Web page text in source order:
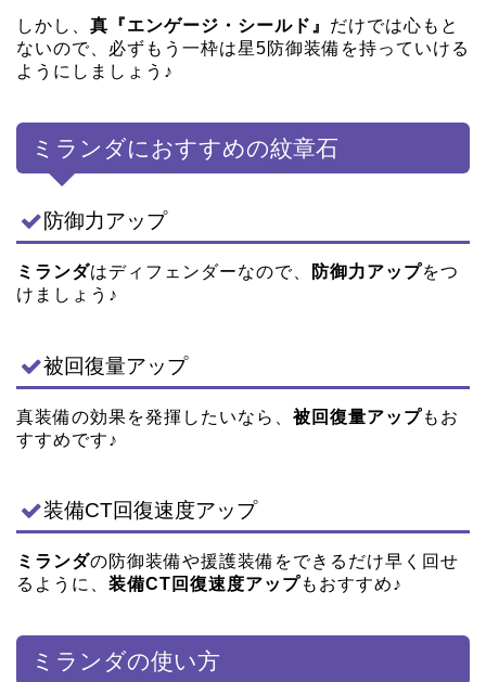
しかし、 真『エンゲージ・シールド』 だけでは心もと
ないので、必ずもう一枠は星5防御装備を持っていける
ようにしましょう♪
ミランダにおすすめの紋章石
防御力アップ
ミランダはディフェンダーなので、 防御力アップをつ
けましょう♪
被回復量アップ
真装備の効果を発揮したいなら、 被回復量アップもお
すすめです♪
装備CT回復速度アップ
ミランダの防御装備や援護装備をできるだけ早く回せ
るように、 装備CT回復速度アップもおすすめ♪
ミランダの使い方